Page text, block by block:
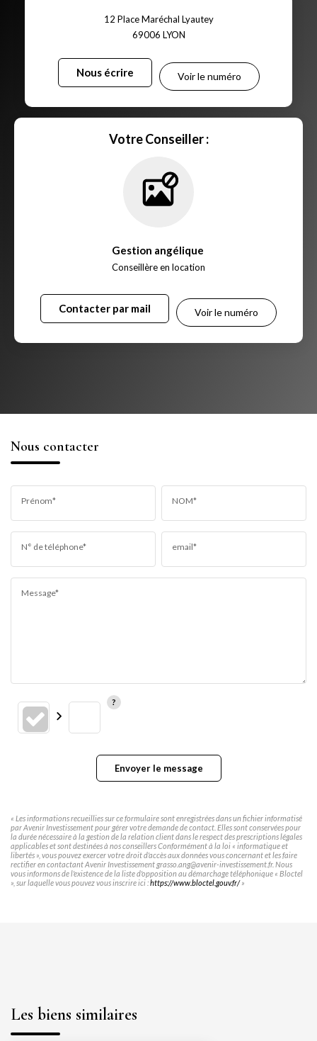
12 Place Maréchal Lyautey
69006 LYON
Nous écrire Voir le numéro
Votre Conseiller :
Gestion angélique
Conseillère en location
Contacter par mail Voir le numéro
Nous contacter
Prénom* NOM*
N° de téléphone* email*
Message*
Envoyer le message
« Les informations recueillies sur ce formulaire sont enregistrées dans un fichier informatisé
par Avenir Investissement pour gérer votre demande de contact. Elles sont conservées pour
la durée nécessaire à la gestion de la relation client dans le respect des prescriptions légales
applicables et sont destinées à nos conseillers Conformément à la loi « informatique et
libertés », vous pouvez exercer votre droit d'accès aux données vous concernant et les faire
rectifier en contactant Avenir Investissement grasso.ang@avenir-investissement.fr. Nous
vous informons de l'existence de la liste d'opposition au démarchage téléphonique « Bloctel
», sur laquelle vous pouvez vous inscrire ici :https://www.bloctel.gouv.fr/»
Les biens similaires